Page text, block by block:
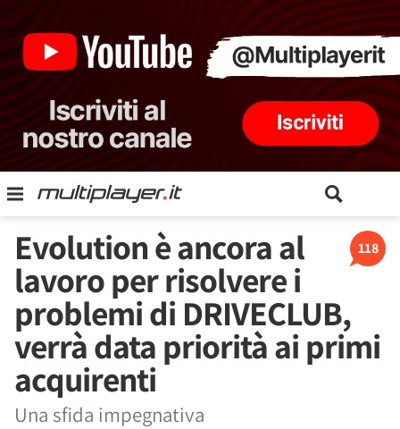
118
Evolution è ancora al
lavoro per risolvere i
problemi di DRIVECLUB,
verrà data priorità ai primi
acquirenti
Una sfida impegnativa